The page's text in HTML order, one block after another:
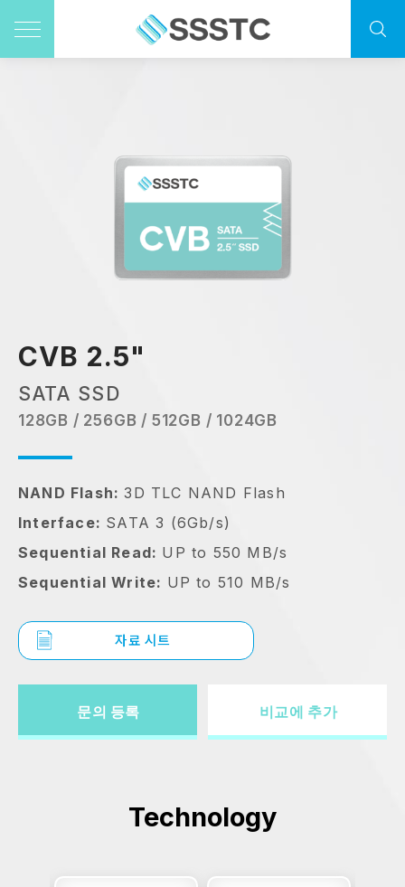
CVB 2.5"
SATA SSD
128GB / 256GB / 512GB / 1024GB
NAND Flash:3D TLC NAND Flash
Interface: SATA 3 (6Gb/s)
Sequential Read: UP to 550 MB/s
Sequential Write: UP to 510 MB/s
자료 시트
문의 등록 비교에 추가
Technology